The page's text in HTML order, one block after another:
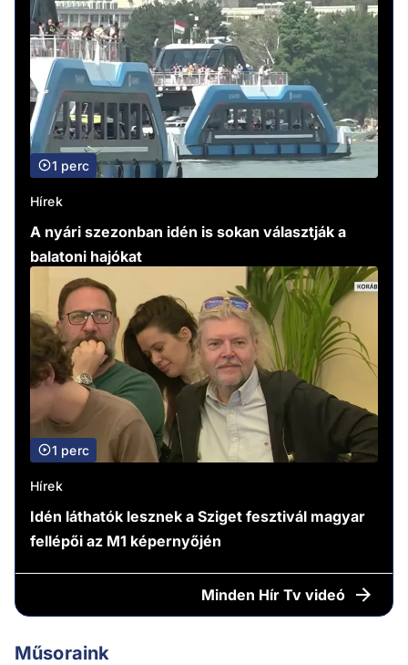
1 perc
Hírek
A nyári szezonban idén is sokan választják a
balatoni hajókat
1 perc
Hírek
Idén láthatók lesznek a Sziget fesztivál magyar
fellépői az M1 képernyőjén
Minden Hír Tv videó
Műsoraink